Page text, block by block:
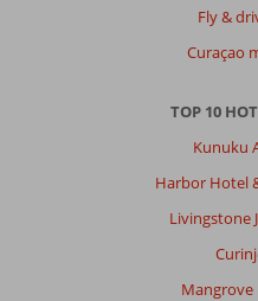
Fly &
Curaçao
TOP 10
Kunuku
Harbor Hotel
Livingstone
Mangrove